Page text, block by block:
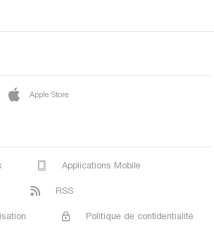
Apple Store
Applications Mobile
RSS
Politique de confidentialité